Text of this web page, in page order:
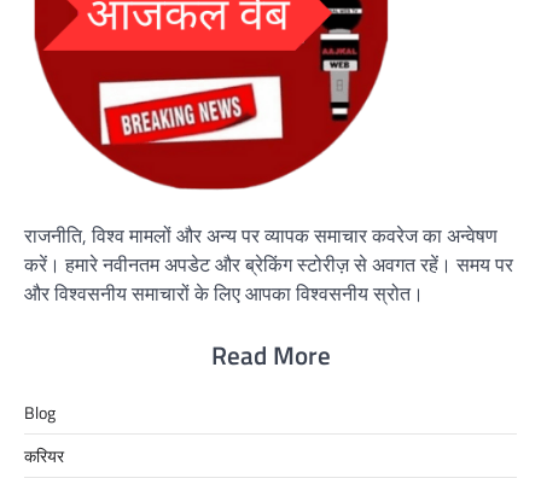
राजनीति, विश्व मामलों और अन्य पर व्यापक समाचार कवरेज का अन्वेषण
करें। हमारे नवीनतम अपडेट और ब्रेकिंग स्टोरीज़ से अवगत रहें। समय पर
और विश्वसनीय समाचारों के लिए आपका विश्वसनीय स्रोत।
Read More
Blog
करियर